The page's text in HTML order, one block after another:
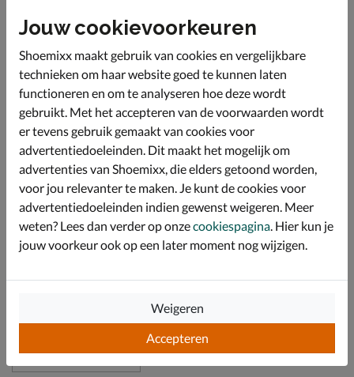
De instappers zijn gemaakt van geweven raffia wat
voor een speelse uitstraling zorgt.
Gevoerd met textiel wat voor een zachter en
comfortabel draaggevoel.
Het voetbed heeft een imitatieleren upper met foam-
onderlaag die zorgt voor een fijne demping tijdens het
lopen.
Afgewerkt met een rubberen loopzool.
Specificaties
Over Tamaris
Bekijk meer
Dames Schoenen Instapschoenen
Mocassins & loafers
Jouw cookievoorkeuren
Shoemixx maakt gebruik van cookies en vergelijkbare
technieken om haar website goed te kunnen laten
functioneren en om te analyseren hoe deze wordt
gebruikt. Met het accepteren van de voorwaarden wordt
er tevens gebruik gemaakt van cookies voor
advertentiedoeleinden. Dit maakt het mogelijk om
advertenties van Shoemixx, die elders getoond worden,
voor jou relevanter te maken. Je kunt de cookies voor
advertentiedoeleinden indien gewenst weigeren. Meer
weten? Lees dan verder op onzecookiespagina. Hier kun je
jouw voorkeur ook op een later moment nog wijzigen.
Accepteren
Weigeren